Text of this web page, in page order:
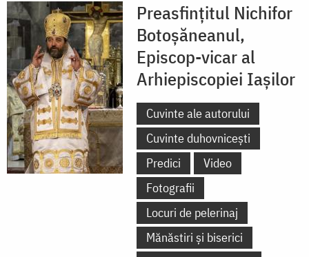
Preasfințitul Nichifor
Botoșăneanul,
Episcop-vicar al
Arhiepiscopiei Iașilor
Cuvinte ale autorului
Cuvinte duhovnicești
Predici
Video
Fotografii
Locuri de pelerinaj
Mănăstiri și biserici